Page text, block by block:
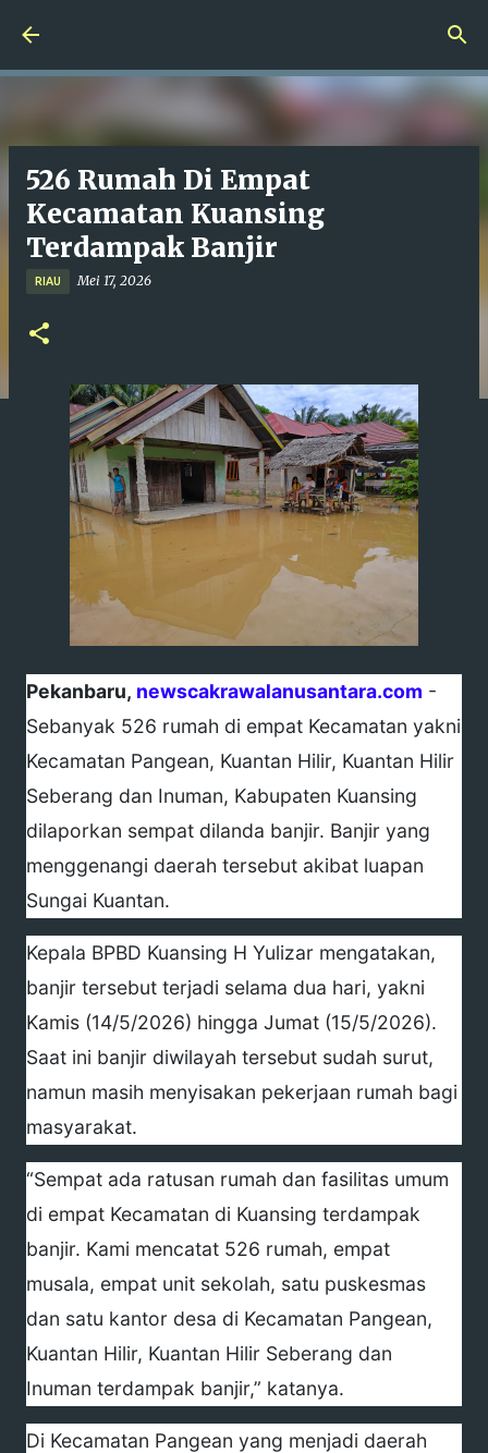
526 Rumah Di Empat
Kecamatan Kuansing
Terdampak Banjir
RIAU Mei 17, 2026
Pekanbaru, newscakrawalanusantara.com -
Sebanyak 526 rumah di empat Kecamatan yakni
Kecamatan Pangean, Kuantan Hilir, Kuantan Hilir
Seberang dan Inuman, Kabupaten Kuansing
dilaporkan sempat dilanda banjir. Banjir yang
menggenangi daerah tersebut akibat luapan
Sungai Kuantan.
Kepala BPBD Kuansing H Yulizar mengatakan,
banjir tersebut terjadi selama dua hari, yakni
Kamis (14/5/2026) hingga Jumat (15/5/2026).
Saat ini banjir diwilayah tersebut sudah surut,
namun masih menyisakan pekerjaan rumah bagi
masyarakat.
“Sempat ada ratusan rumah dan fasilitas umum
di empat Kecamatan di Kuansing terdampak
banjir. Kami mencatat 526 rumah, empat
musala, empat unit sekolah, satu puskesmas
dan satu kantor desa di Kecamatan Pangean,
Kuantan Hilir, Kuantan Hilir Seberang dan
Inuman terdampak banjir,” katanya.
Di Kecamatan Pangean yang menjadi daerah